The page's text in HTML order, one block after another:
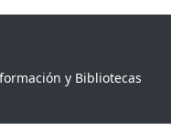
y Bibliotecas